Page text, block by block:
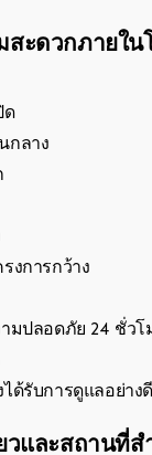
สะดวกภายใน
ด
กลาง
งการกว้าง
มปลอดภัย 24 ชั่วโ
ด้รับการดูแลอย่างดี
วและสถานที่ส